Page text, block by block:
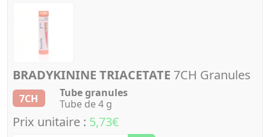
BRADYKININE TRIACETATE 7CH Granules
7CH
Tube granules
Tube de 4 g
Prix unitaire : 5,73€